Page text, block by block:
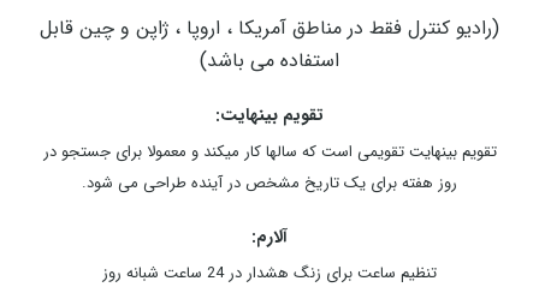
(رادیو کنترل فقط در مناطق آمریکا ، اروپا ، ژاپن و چین قابل
استفاده می باشد)
تقویم بینهایت:
تقویم بینهایت تقویمی است که سالها کار میکند و معمولا برای جستجو در
روز هفته برای یک تاریخ مشخص در آینده طراحی می شود.
آلارم:
تنظیم ساعت برای زنگ هشدار در 24 ساعت شبانه روز